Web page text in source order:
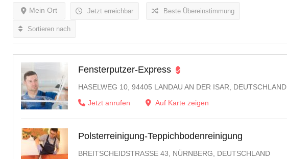
Jetzt erreichbar
Mein Ort Beste Übereinstimmung
Sortieren nach
Fensterputzer-Express
HASELWEG 10, 94405 LANDAU AN DER ISAR, DEUTSCHLAND
Jetzt anrufen
Auf Karte zeigen
Polsterreinigung-Teppichbodenreinigung
BREITSCHEIDSTRASSE 43, NÜRNBERG, DEUTSCHLAND